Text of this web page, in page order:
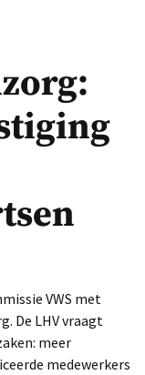
VWS met
De LHV vraagt
meer
medewerkers